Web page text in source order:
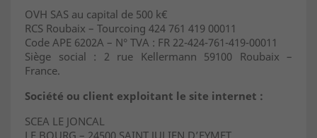
OVH SAS au capital de 500 k€
RCS Roubaix – Tourcoing 424 761 419 00011
Code APE 6202A – N° TVA : FR 22-424-761-419-00011
Siège social : 2 rue Kellermann 59100 Roubaix –
France.
Société ou client exploitant le site internet :
SCEA LE JONCAL
LE BOURG – 24500 SAINT JULIEN D’EYMET